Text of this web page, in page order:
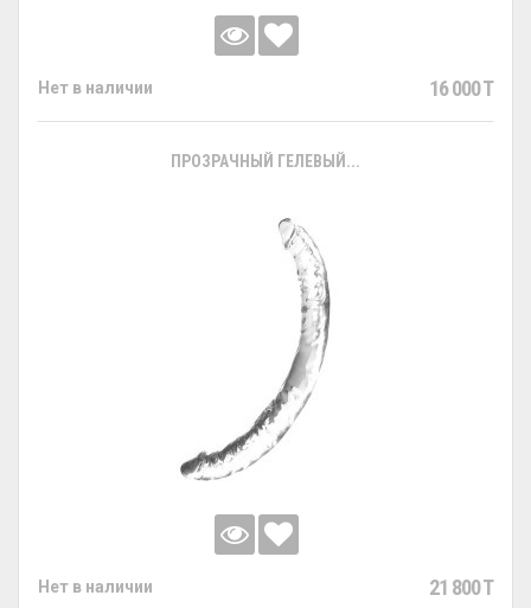
Нет в наличии 16 000 T
ПРОЗРАЧНЫЙ ГЕЛЕВЫЙ...
Нет в наличии 21 800 T